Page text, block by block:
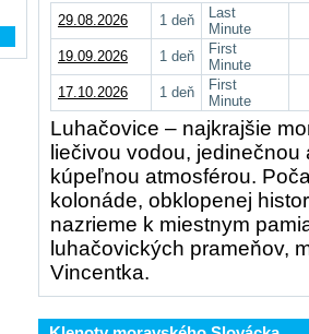
29.08.2026 1 deň
Last
Minute
19.09.2026
1 deň
First
Minute
17.10.2026
1 deň
First
Minute
Luhačovice – najkrajšie
liečivou vodou,
kúpeľnou atmosférou.
kolonáde, obklopenej
nazrieme k miestnym
luhačovických prameňov,
Vincentka.